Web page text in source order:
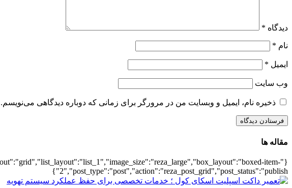
دیدگاه *
نام *
ایمیل *
وب‌ سایت
ذخیره نام، ایمیل و وبسایت من در مرورگر برای زمانی که دوباره دیدگاهی می‌نویسم.
مقاله ها
item-
2","post_type":"post","action":"reza_post_grid","post_status":"publish"}